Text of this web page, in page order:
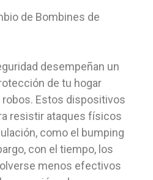
de Bombines de
desempeñan un
de tu hogar
Estos dispositivos
resistir ataques físicos
como el bumping
con el tiempo, los
menos efectivos